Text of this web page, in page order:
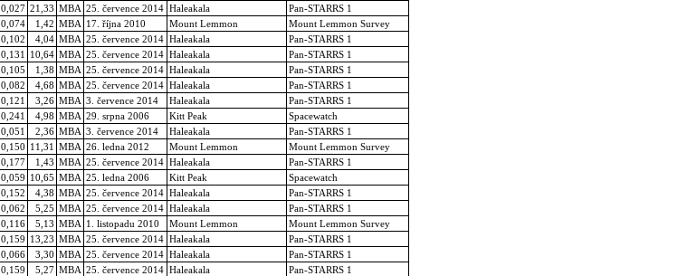
0,027 21,33 MBA 25. července 2014 Haleakala
Pan-STARRS 1
0,074 1,42 MBA 17. října 2010 Mount Lemmon
Mount Lemmon Survey
0,102 4,04 MBA 25. července 2014 Haleakala
Pan-STARRS 1
0,131 10,64 MBA 25. července 2014 Haleakala
Pan-STARRS 1
0,105 1,38 MBA 25. července 2014 Haleakala
Pan-STARRS 1
0,082 4,68 MBA 25. července 2014 Haleakala
Pan-STARRS 1
0,121 3,26 MBA 3. července 2014 Haleakala
Pan-STARRS 1
0,241 4,98 MBA 29. srpna 2006 Kitt Peak
Spacewatch
0,051 2,36 MBA 3. července 2014 Haleakala
Pan-STARRS 1
0,150 11,31 MBA 26. ledna 2012 Mount Lemmon
Mount Lemmon Survey
0,177 1,43 MBA 25. července 2014 Haleakala
Pan-STARRS 1
0,059 10,65 MBA 25. ledna 2006 Kitt Peak
Spacewatch
0,152 4,38 MBA 25. července 2014 Haleakala
Pan-STARRS 1
0,062 5,25 MBA 25. července 2014 Haleakala
Pan-STARRS 1
0,116 5,13 MBA 1. listopadu 2010 Mount Lemmon
Mount Lemmon Survey
0,159 13,23 MBA 25. července 2014 Haleakala
Pan-STARRS 1
0,066 3,30 MBA 25. července 2014 Haleakala
Pan-STARRS 1
0,159 5,27 MBA 25. července 2014 Haleakala
Pan-STARRS 1